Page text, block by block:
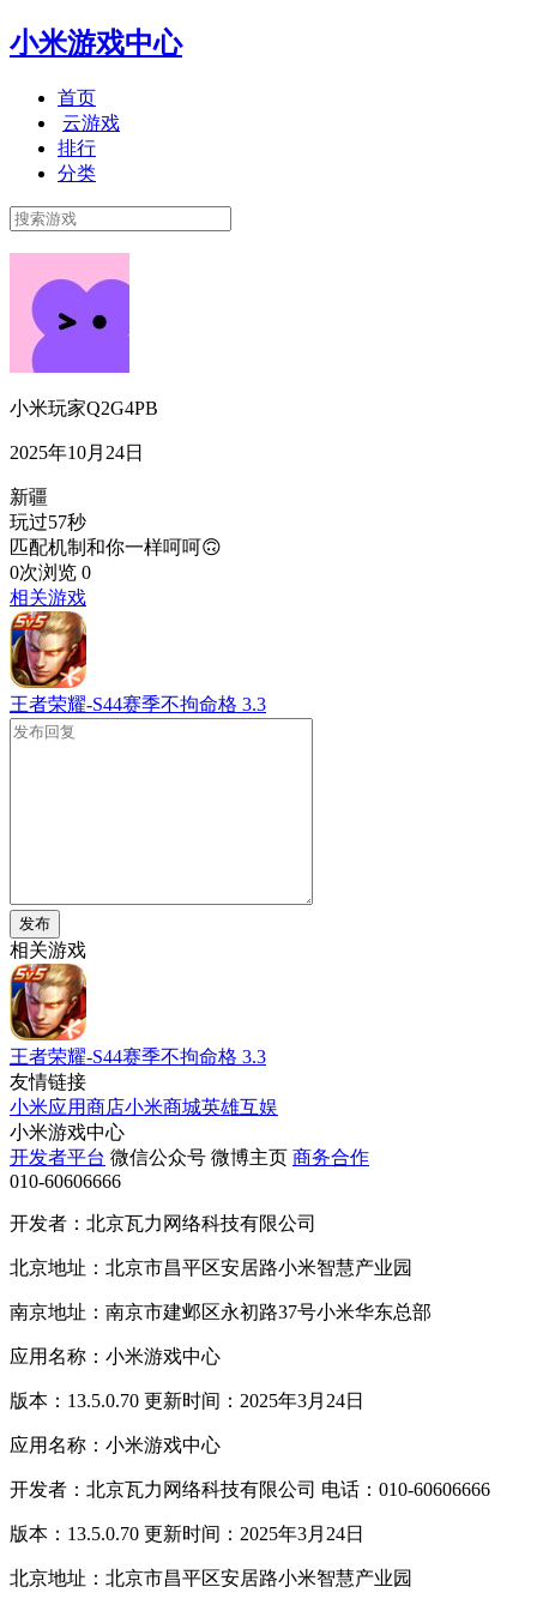
小米游戏中心
首页
云游戏
排行
分类
小米玩家Q2G4PB
2025年10月24日
新疆
玩过57秒
匹配机制和你一样呵呵🙃
0次浏览 0
相关游戏
王者荣耀-S44赛季不拘命格 3.3
发布
相关游戏
王者荣耀-S44赛季不拘命格 3.3
友情链接
小米应用商店小米商城英雄互娱
小米游戏中心
开发者平台 微信公众号 微博主页 商务合作
010-60606666
开发者：北京瓦力网络科技有限公司
北京地址：北京市昌平区安居路小米智慧产业园
南京地址：南京市建邺区永初路37号小米华东总部
应用名称：小米游戏中心
版本：13.5.0.70 更新时间：2025年3月24日
应用名称：小米游戏中心
开发者：北京瓦力网络科技有限公司 电话：010-60606666
版本：13.5.0.70 更新时间：2025年3月24日
北京地址：北京市昌平区安居路小米智慧产业园